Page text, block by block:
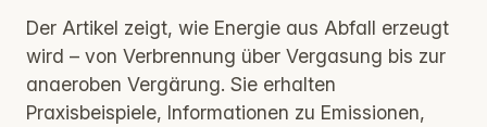
Der Artikel zeigt, wie Energie aus Abfall erzeugt
wird – von Verbrennung über Vergasung bis zur
anaeroben Vergärung. Sie erhalten
Praxisbeispiele, Informationen zu Emissionen,